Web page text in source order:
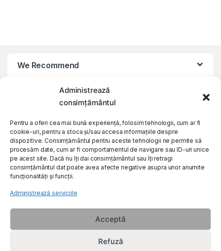
Administrează
consimțământul
Pentru a oferi cea mai bună experiență, folosim tehnologii, cum ar fi
cookie-uri, pentru a stoca și/sau accesa informațiile despre
dispozitive. Consimțământul pentru aceste tehnologii ne permite să
procesăm date, cum ar fi comportamentul de navigare sau ID-uri unice
pe acest site. Dacă nu îți dai consimțământul sau îți retragi
consimțământul dat poate avea afecte negative asupra unor anumite
funcționalități și funcții.
Administrează serviciile
Acceptă
Refuză
We Recommend
My Account
Customer Care
About Us